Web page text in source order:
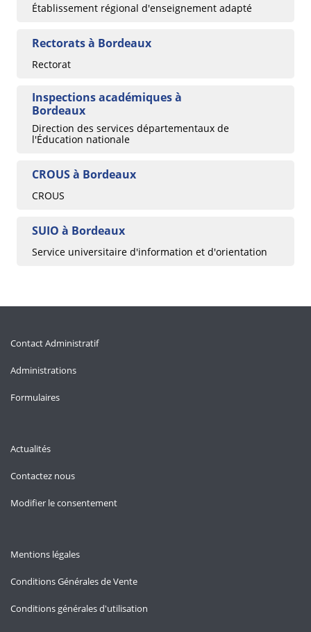
Établissement régional d'enseignement adapté
Rectorats à Bordeaux
Rectorat
Inspections académiques à
Bordeaux
Direction des services départementaux de
l'Éducation nationale
CROUS à Bordeaux
CROUS
SUIO à Bordeaux
Service universitaire d'information et d'orientation
Contact Administratif
Administrations
Formulaires
Actualités
Contactez nous
Modifier le consentement
Mentions légales
Conditions Générales de Vente
Conditions générales d'utilisation